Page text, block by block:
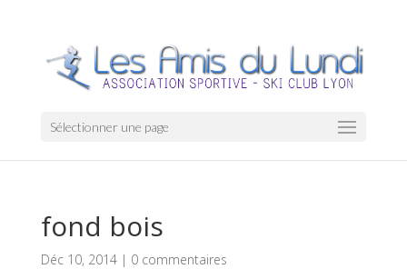
Sélectionner une page
fond bois
Déc 10, 2014| 0 commentaires